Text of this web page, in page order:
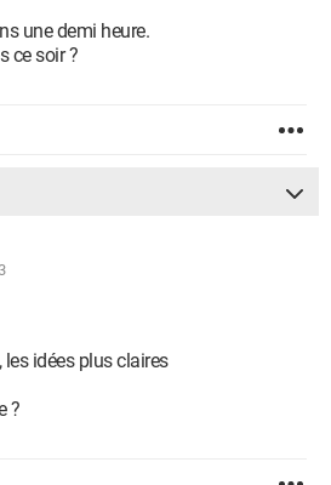
une demi heure.
ce soir ?
idées plus claires
?